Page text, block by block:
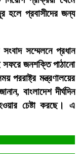
প্রবাসীদের জন্য
সম্মেলনে প্রধান
জনশক্তি পাঠানো
মন্ত্রণালয়ের
বাংলাদেশ দীর্ঘদিন
চেষ্টা করছে। এ